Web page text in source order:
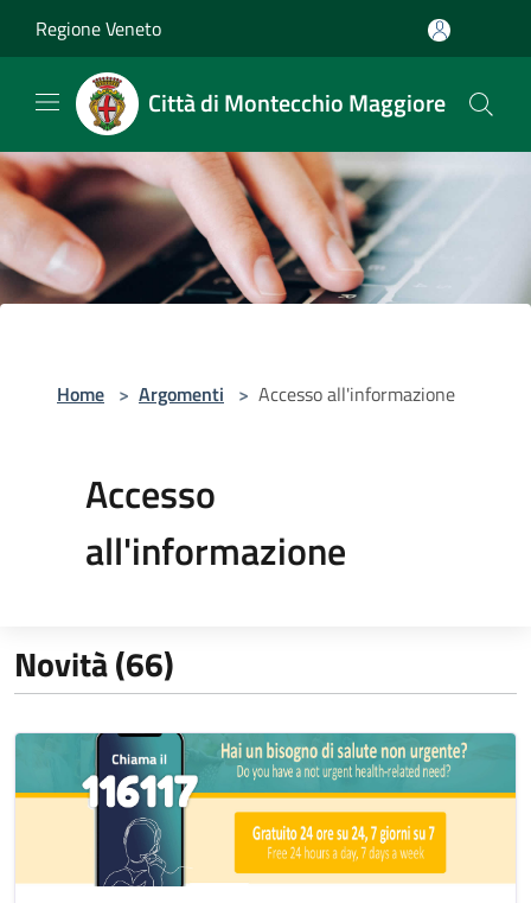
Regione Veneto
Città di Montecchio Maggiore
Home > Argomenti > Accesso all'informazione
Accesso
all'informazione
Novità (66)